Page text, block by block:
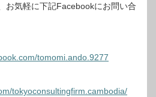
お気軽に下記Facebookにお問い合
tomomi.ando.9277
tokyoconsultingfirm.cambodia/